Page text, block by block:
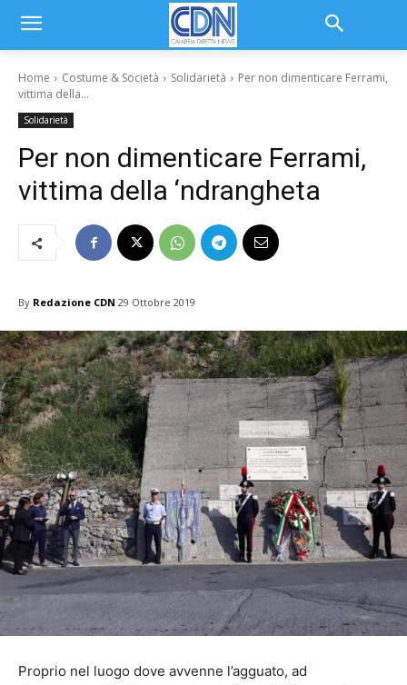
Home Costume & Società Solidarietà
Per non dimenticare Ferrami,
vittima della...
Solidarietà
Per non dimenticare Ferrami,
vittima della ‘ndrangheta
By Redazione CDN 29 Ottobre 2019
Proprio nel luogo dove avvenne l’agguato, ad